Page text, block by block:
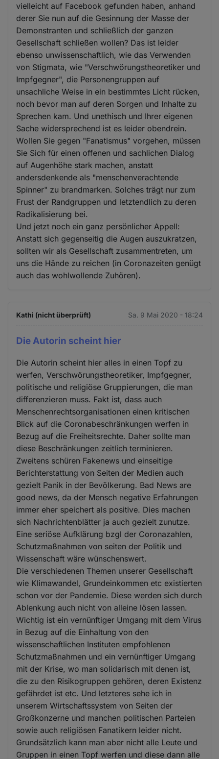
vielleicht auf Facebook gefunden haben, anhand
derer Sie nun auf die Gesinnung der Masse der
Demonstranten und schließlich der ganzen
Gesellschaft schließen wollen? Das ist leider
ebenso unwissenschaftlich, wie das Verwenden
von Stigmata, wie "Verschwörungstheoretiker und
Impfgegner", die Personengruppen auf
unsachliche Weise in ein bestimmtes Licht rücken,
noch bevor man auf deren Sorgen und Inhalte zu
Sprechen kam. Und unethisch und Ihrer eigenen
Sache widersprechend ist es leider obendrein.
Wollen Sie gegen "Fanatismus" vorgehen, müssen
Sie Sich für einen offenen und sachlichen Dialog
auf Augenhöhe stark machen, anstatt
andersdenkende als "menschenverachtende
Spinner" zu brandmarken. Solches trägt nur zum
Frust der Randgruppen und letztendlich zu deren
Radikalisierung bei.
Und jetzt noch ein ganz persönlicher Appell:
Anstatt sich gegenseitig die Augen auszukratzen,
sollten wir als Gesellschaft zusammentreten, um
uns die Hände zu reichen (in Coronazeiten genügt
auch das wohlwollende Zuhören).
Kathi (nicht überprüft) Sa. 9 Mai 2020 - 18:24
Die Autorin scheint hier
Die Autorin scheint hier alles in einen Topf zu
werfen, Verschwörungstheoretiker, Impfgegner,
politische und religiöse Gruppierungen, die man
differenzieren muss. Fakt ist, dass auch
Menschenrechtsorganisationen einen kritischen
Blick auf die Coronabeschränkungen werfen in
Bezug auf die Freiheitsrechte. Daher sollte man
diese Beschränkungen zeitlich terminieren.
Zweitens schüren Fakenews und einseitige
Berichterstattung von Seiten der Medien auch
gezielt Panik in der Bevölkerung. Bad News are
good news, da der Mensch negative Erfahrungen
immer eher speichert als positive. Dies machen
sich Nachrichtenblätter ja auch gezielt zunutze.
Eine seriöse Aufklärung bzgl der Coronazahlen,
Schutzmaßnahmen von seiten der Politik und
Wissenschaft wäre wünschenswert.
Die verschiedenen Themen unserer Gesellschaft
wie Klimawandel, Grundeinkommen etc existierten
schon vor der Pandemie. Diese werden sich durch
Ablenkung auch nicht von alleine lösen lassen.
Wichtig ist ein vernünftiger Umgang mit dem Virus
in Bezug auf die Einhaltung von den
wissenschaftlichen Instituten empfohlenen
Schutzmaßnahmen und ein vernünftiger Umgang
mit der Krise, wo man solidarisch mit denen ist,
die zu den Risikogruppen gehören, deren Existenz
gefährdet ist etc. Und letzteres sehe ich in
unserem Wirtschaftssystem von Seiten der
Großkonzerne und manchen politischen Parteien
sowie auch religiösen Fanatikern leider nicht.
Grundsätzlich kann man aber nicht alle Leute und
Gruppen in einen Topf werfen und diese dann alle